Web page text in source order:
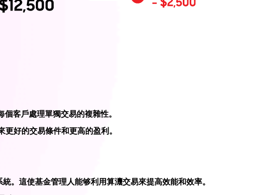
客戶處理單獨交易的複雜性。
好的交易條件和更高的盈利。
。這使基金管理人能够利用算灋交易來提高效能和效率。